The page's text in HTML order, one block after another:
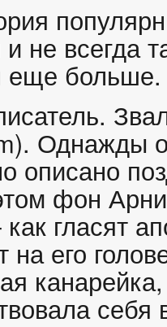
не всегда
еще больше.
Однажды
описано
фон
гласят
на его
себя